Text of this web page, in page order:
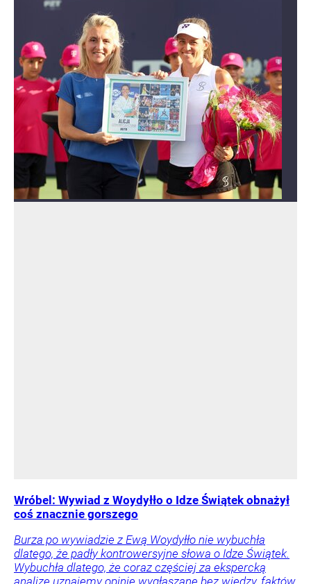
Wróbel: Wywiad z Woydyłło o Idze Świątek obnażył
coś znacznie gorszego
Burza po wywiadzie z Ewą Woydyłło nie wybuchła
dlatego, że padły kontrowersyjne słowa o Idze Świątek.
Wybuchła dlatego, że coraz częściej za ekspercką
analizę uznajemy opinie wygłaszane bez wiedzy, faktów